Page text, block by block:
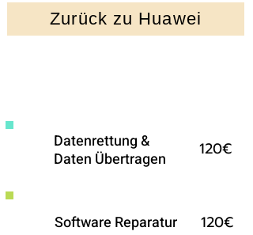
Zurück zu Huawei
Datenrettung &
Daten Übertragen
120€
Software Reparatur 120€